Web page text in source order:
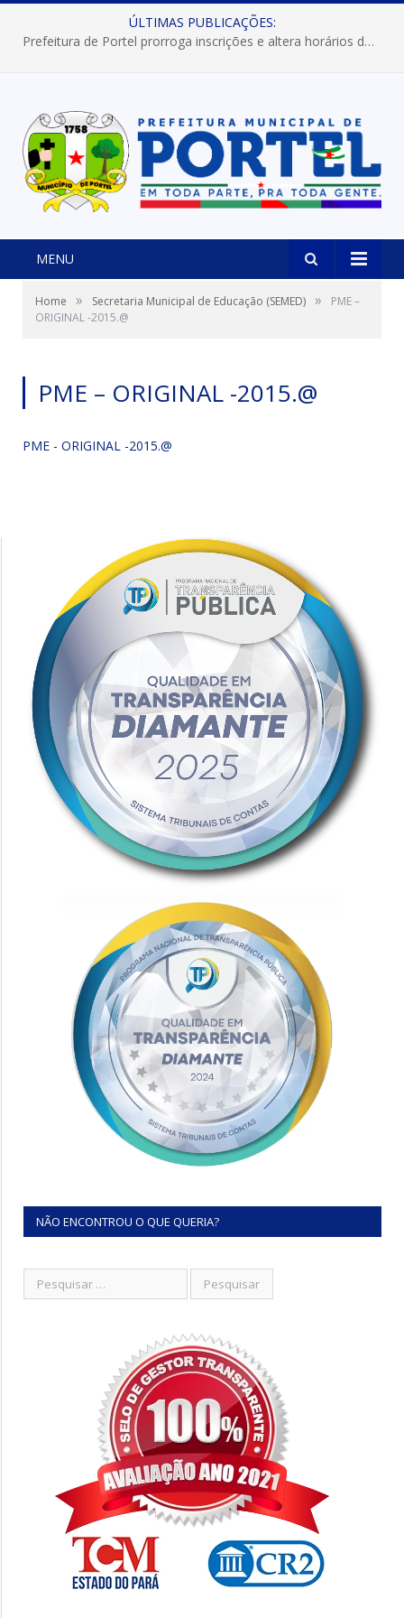
ÚLTIMAS PUBLICAÇÕES:
Prefeitura de Portel prorroga inscrições e altera horários dos concursos “Musa” e “Miss Mix Verão 2026”
MENU
Home » Secretaria Municipal de Educação (SEMED) »
PME –
ORIGINAL -2015.@
PME – ORIGINAL -2015.@
PME - ORIGINAL -2015.@
NÃO ENCONTROU O QUE QUERIA?